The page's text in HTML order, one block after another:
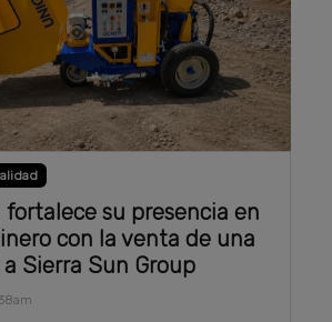
su presencia en
con la venta de una
Sierra Sun Group